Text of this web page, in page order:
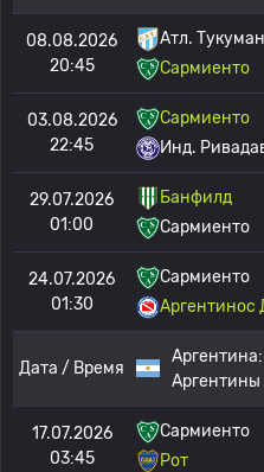
08.08.2026
20:45
Атл. Тукуман
Сармиенто
03.08.2026
22:45
Сармиенто
Инд.
29.07.2026
01:00
Банфилд
Сармиенто
24.07.2026
01:30
Сармиенто
Аргентинос
Дата / Время
Аргентина:
Аргентины
17.07.2026
03:45
Сармиенто
Рот